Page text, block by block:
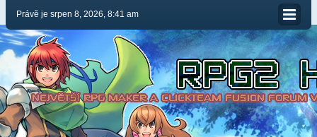
Právě je srpen 8, 2026, 8:41 am